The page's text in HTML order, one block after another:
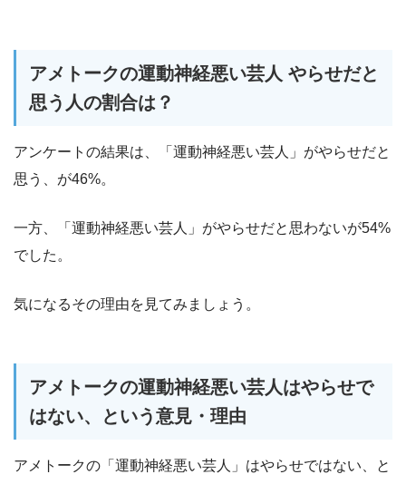
アメトークの運動神経悪い芸人 やらせだと
思う人の割合は？
アンケートの結果は、「運動神経悪い芸人」がやらせだと
思う、が46%。
一方、「運動神経悪い芸人」がやらせだと思わないが54%
でした。
気になるその理由を見てみましょう。
アメトークの運動神経悪い芸人はやらせで
はない、という意見・理由
アメトークの「運動神経悪い芸人」はやらせではない、と